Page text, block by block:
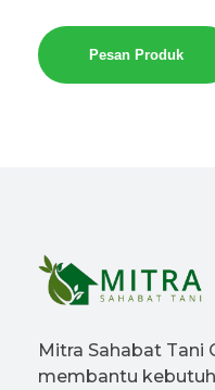
Pesan Produk
Mitra Sahabat Tani
membantu